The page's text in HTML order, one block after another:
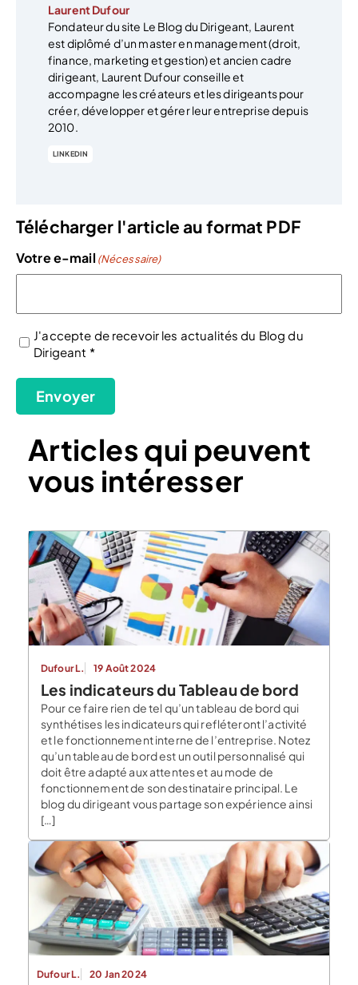
Laurent Dufour
Fondateur du site Le Blog du Dirigeant, Laurent
est diplômé d’un master en management (droit,
finance, marketing et gestion) et ancien cadre
dirigeant, Laurent Dufour conseille et
accompagne les créateurs et les dirigeants pour
créer, développer et gérer leur entreprise depuis
2010.
LINKEDIN
Télécharger l'article au format PDF
Votre e-mail (Nécessaire)
(Nécessaire)
J'accepte de recevoir les actualités du Blog du
Dirigeant *
Envoyer
Articles qui peuvent
vous intéresser
Dufour L. 19 Août 2024
Les indicateurs du Tableau de bord
Pour ce faire rien de tel qu’un tableau de bord qui
synthétises les indicateurs qui refléteront l’activité
et le fonctionnement interne de l’entreprise. Notez
qu’un tableau de bord est un outil personnalisé qui
doit être adapté aux attentes et au mode de
fonctionnement de son destinataire principal. Le
blog du dirigeant vous partage son expérience ainsi
[…]
Dufour L. 20 Jan 2024